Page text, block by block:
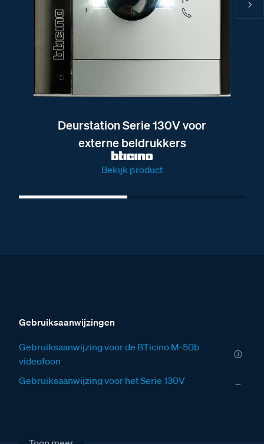
Deurstation Serie 130V voor
externe beldrukkers
Bekijk product
Gebruiksaanwijzingen
Gebruiksaanwijzing voor de BTicino M-50b
videofoon
Gebruiksaanwijzing voor het Serie 130V
Installatiewijzer tweedraads systeem video